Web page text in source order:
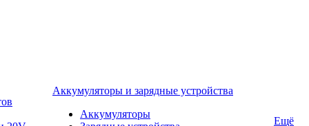
Аккумуляторы и зарядные устройства
Аккумуляторы
Ещё